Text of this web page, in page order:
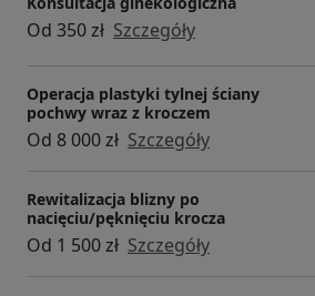
- klimaterium
- wkładka antykoncepcyjna
- wkładka domaciczna
- Mirena, Keyleena, Jaydes
usuwania zmian w obrębie
macicy. Przeprowadzam
kolposkopie, wykonuję
narządów rodnych kobiet.
W razie konieczności istnieje
szpitalnego.
Od 350 zł Szczegóły
Operacja plastyki tylnej ściany
pochwy wraz z kroczem
Od 8 000 zł Szczegóły
Rewitalizacja blizny po
nacięciu/pęknięciu krocza
Od 1 500 zł Szczegóły